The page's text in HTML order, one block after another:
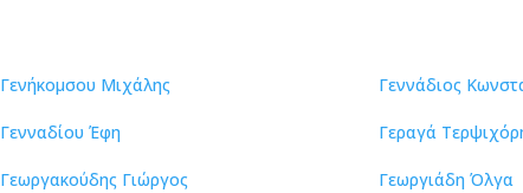
Γενήκομσου Μιχάλης Γεννάδιος
Γενναδίου Έφη Γεραγά
Γεωργακούδης Γιώργος Γεωργιάδη Όλγα